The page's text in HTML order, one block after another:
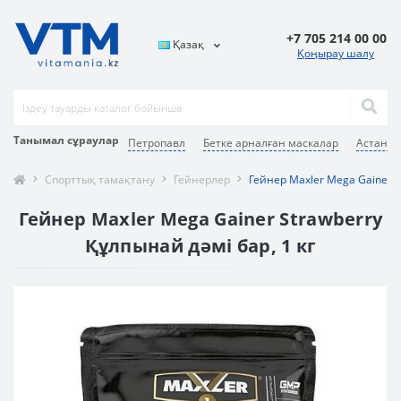
Танымал сұраулар Петропавл Бетке арналған маскалар Астана
Қазақ +7 705 214 00 00
Қоңырау шалу
Спорттық тамақтану Гейнерлер Гейнер Maxler Mega Gainer
Гейнер Maxler Mega Gainer Strawberry
Құлпынай дәмі бар, 1 кг